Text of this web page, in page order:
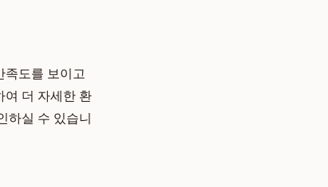
족도를 보이고
여 더 자세한 환
하실 수 있습니